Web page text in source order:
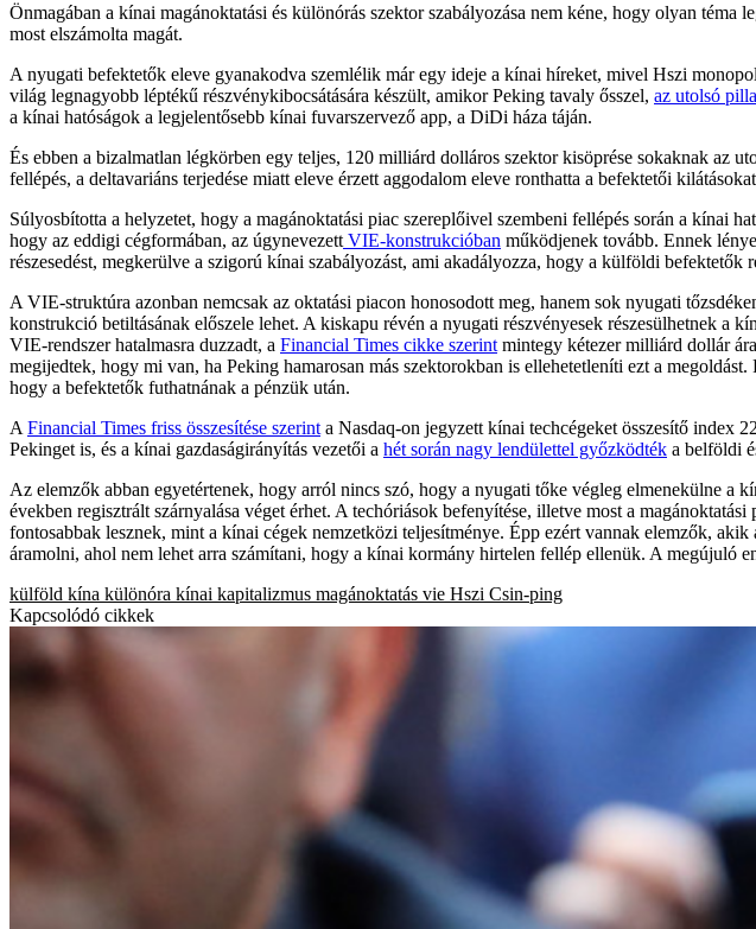
Önmagában a kínai magánoktatási és különórás szektor szabályozása nem kéne, hogy olyan
most elszámolta magát.
A nyugati befektetők eleve gyanakodva szemlélik már egy ideje a kínai híreket, mivel Hszi
világ legnagyobb léptékű részvénykibocsátására készült, amikor Peking tavaly ősszel, az utolsó
a kínai hatóságok a legjelentősebb kínai fuvarszervező app, a DiDi háza táján.
És ebben a bizalmatlan légkörben egy teljes, 120 milliárd dolláros szektor kisöprése sokaknak
fellépés, a deltavariáns terjedése miatt eleve érzett aggodalom eleve ronthatta a befektetői
Súlyosbította a helyzetet, hogy a magánoktatási piac szereplőivel szembeni fellépés során a kínai
hogy az eddigi cégformában, az úgynevezett VIE-konstrukcióban működjenek tovább. Ennek
részesedést, megkerülve a szigorú kínai szabályozást, ami akadályozza, hogy a külföldi befektetők
A VIE-struktúra azonban nemcsak az oktatási piacon honosodott meg, hanem sok nyugati
konstrukció betiltásának előszele lehet. A kiskapu révén a nyugati részvényesek részesülhetnek a
VIE-rendszer hatalmasra duzzadt, a Financial Times cikke szerint mintegy kétezer milliárd dollár
megijedtek, hogy mi van, ha Peking hamarosan más szektorokban is ellehetetleníti ezt a
hogy a befektetők futhatnának a pénzük után.
A Financial Times friss összesítése szerint a Nasdaq-on jegyzett kínai techcégeket összesítő index
Pekinget is, és a kínai gazdaságirányítás vezetői a hét során nagy lendülettel győzködték a belföldi
Az elemzők abban egyetértenek, hogy arról nincs szó, hogy a nyugati tőke végleg elmenekülne a
években regisztrált szárnyalása véget érhet. A techóriások befenyítése, illetve most a
fontosabbak lesznek, mint a kínai cégek nemzetközi teljesítménye. Épp ezért vannak elemzők,
áramolni, ahol nem lehet arra számítani, hogy a kínai kormány hirtelen fellép ellenük. A megújuló
külföld kína különóra kínai kapitalizmus magánoktatás vie Hszi Csin-ping
Kapcsolódó cikkek